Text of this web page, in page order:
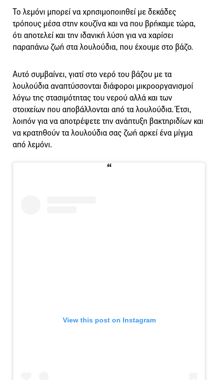
Το λεμόνι μπορεί να χρησιμοποιηθεί με δεκάδες
τρόπους μέσα στην κουζίνα και να που βρήκαμε τώρα,
ότι αποτελεί και την ιδανική λύση για να χαρίσει
παραπάνω ζωή στα λουλούδια, που έχουμε στο βάζο.
Αυτό συμβαίνει, γιατί στο νερό του βάζου με τα
λουλούδια αναπτύσσονται διάφοροι μικροοργανισμοί
λόγω της στασιμότητας του νερού αλλά και των
στοιχείων που αποβάλλονται από τα λουλούδια. Έτσι,
λοιπόν για να αποτρέψετε την ανάπτυξη βακτηριδίων και
να κρατηθούν τα λουλούδια σας ζωή αρκεί ένα μίγμα
από λεμόνι.
View this post on Instagram